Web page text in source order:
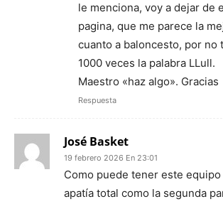
le menciona, voy a dejar de
pagina, que me parece la
cuanto a baloncesto, por no
1000 veces la palabra LLull.
Maestro «haz algo». Gracias
Respuesta
José Basket
19 febrero 2026 En 23:01
Como puede tener este equipo
apatía total como la segunda